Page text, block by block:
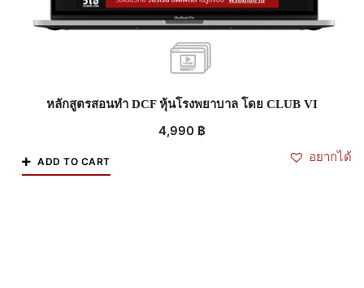
หลักสูตรสอนทำ DCF หุ้นโรงพยาบาล โดย CLUB VI
4,990 ฿
อยากได้
ADD TO CART